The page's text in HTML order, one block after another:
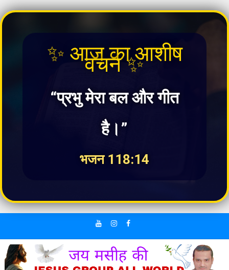
✨ आज का आशीष
वचन ✨
“प्रभु मेरा बल और गीत
है।”
भजन 118:14